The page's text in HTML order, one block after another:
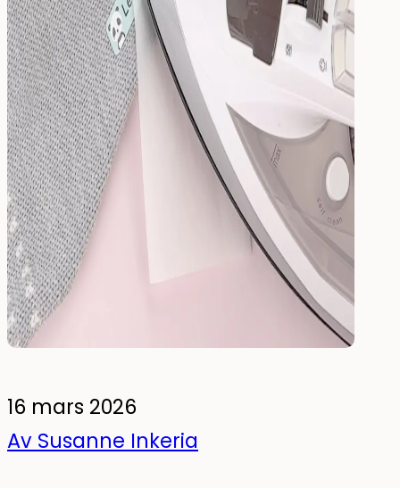
Barnflaska
Reservdelar
Barnrummet
Till barnrummet
Självlysande wallstickers
16 mars 2026
Av Susanne Inkeria